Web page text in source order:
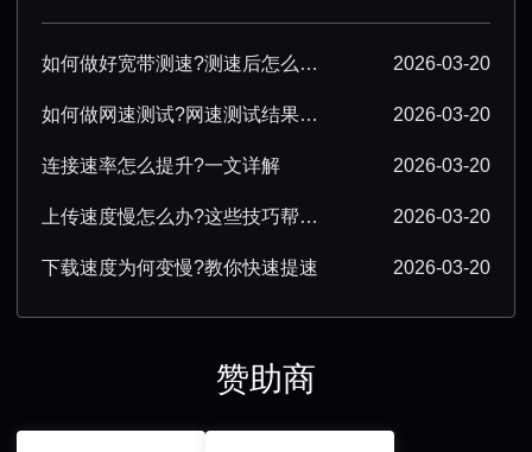
如何做好宽带测速?测速后怎么优化? 2026-03-20
如何做网速测试?网速测试结果怎么解读? 2026-03-20
连接速率怎么提升?一文详解 2026-03-20
上传速度慢怎么办?这些技巧帮你提速 2026-03-20
下载速度为何变慢?教你快速提速 2026-03-20
赞助商